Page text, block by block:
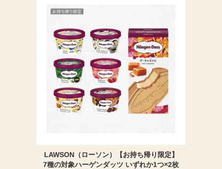
LAWSON（ローソン）【お持ち帰り限定】
7種の対象ハーゲンダッツ いずれか1つ×2枚